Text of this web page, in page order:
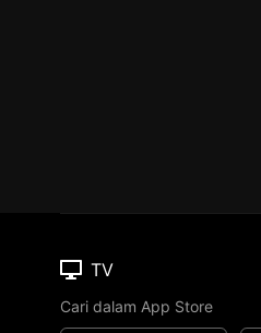
TV
Cari dalam App Store